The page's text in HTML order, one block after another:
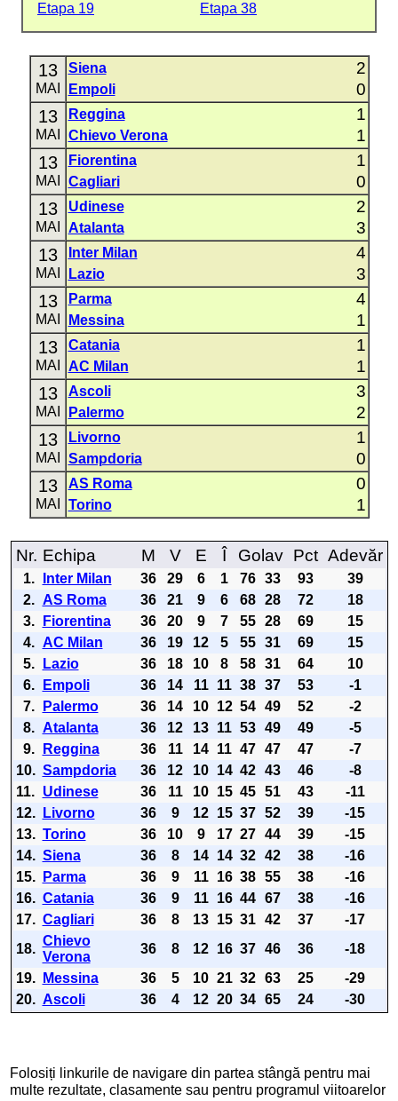
Etapa 19
Etapa 38
13
MAI
Siena 2
Empoli 0
13
MAI
Reggina 1
Chievo Verona 1
13
MAI
Fiorentina 1
Cagliari 0
13
MAI
Udinese 2
Atalanta 3
13
MAI
Inter Milan 4
Lazio 3
13
MAI
Parma 4
Messina 1
13
MAI
Catania 1
AC Milan 1
13
MAI
Ascoli 3
Palermo 2
13
MAI
Livorno 1
Sampdoria 0
13
MAI
AS Roma 0
Torino 1
Nr. Echipa M V E Î Golav Pct Adevăr
1. Inter Milan 36 29 6 1 76 33 93
39
2. AS Roma 36 21 9 6 68 28 72
18
3.
Fiorentina 36 20 9 7 55 28 69
15
4. AC Milan 36 19 12 5 55 31 69
15
5.
Lazio 36 18 10 8 58 31 64
10
6.
Empoli 36 14 11 11 38 37 53
-1
7.
Palermo 36 14 10 12 54 49 52
-2
8. Atalanta 36 12 13 11 53 49 49
-5
9.
Reggina 36 11 14 11 47 47 47
-7
10. Sampdoria 36 12 10 14 42 43 46
-8
11.
Udinese 36 11 10 15 45 51 43
-11
12.
Livorno 36 9 12 15 37 52 39
-15
13. Torino 36 10 9 17 27 44 39
-15
14. Siena 36 8 14 14 32 42 38
-16
15.
Parma 36 9 11 16 38 55 38
-16
16. Catania 36 9 11 16 44 67 38
-16
17. Cagliari 36 8 13 15 31 42 37
-17
18.
Chievo
Verona
36 8 12 16 37 46 36
-18
19.
Messina 36 5 10 21 32 63 25
-29
20. Ascoli 36 4 12 20 34 65 24 -30
Folosiți linkurile de navigare din partea stângă pentru mai
multe rezultate, clasamente sau pentru programul viitoarelor